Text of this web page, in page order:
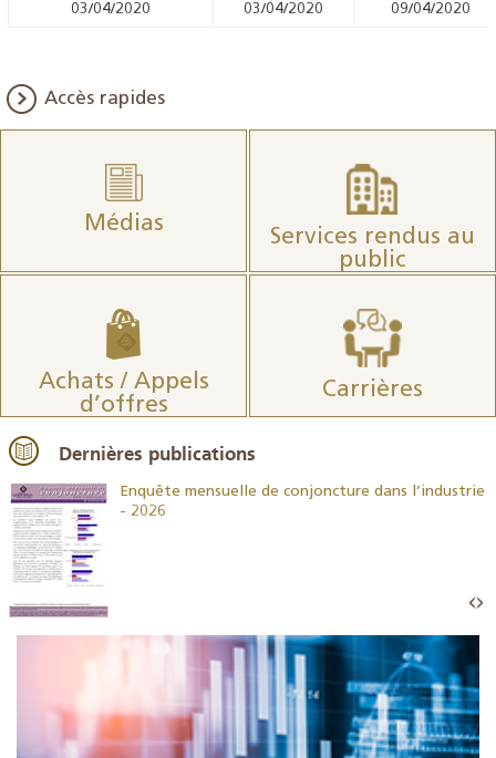
03/04/2020 03/04/2020 09/04/2020
Accès rapides
Médias
Services rendus au
public
Achats / Appels
d’offres
Carrières
Dernières publications
Enquête mensuelle de conjoncture dans l’industrie
- 2026